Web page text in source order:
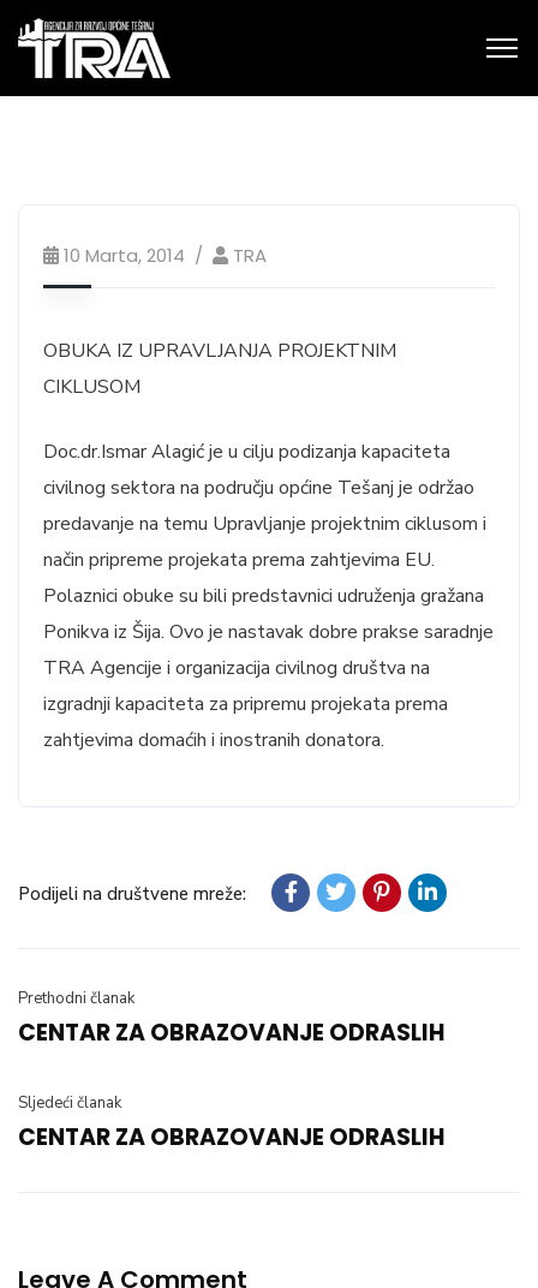
10 Marta, 2014 TRA
OBUKA IZ UPRAVLJANJA PROJEKTNIM
CIKLUSOM
Doc.dr.Ismar Alagić je u cilju podizanja kapaciteta
civilnog sektora na području općine Tešanj je održao
predavanje na temu Upravljanje projektnim ciklusom i
način pripreme projekata prema zahtjevima EU.
Polaznici obuke su bili predstavnici udruženja gražana
Ponikva iz Šija. Ovo je nastavak dobre prakse saradnje
TRA Agencije i organizacija civilnog društva na
izgradnji kapaciteta za pripremu projekata prema
zahtjevima domaćih i inostranih donatora.
Podijeli na društvene mreže:
Prethodni članak
CENTAR ZA OBRAZOVANJE ODRASLIH
Sljedeći članak
CENTAR ZA OBRAZOVANJE ODRASLIH
Leave A Comment